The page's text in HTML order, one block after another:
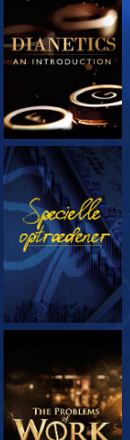
UDFORSK SERIEN
SE
UDFORSK SERIEN